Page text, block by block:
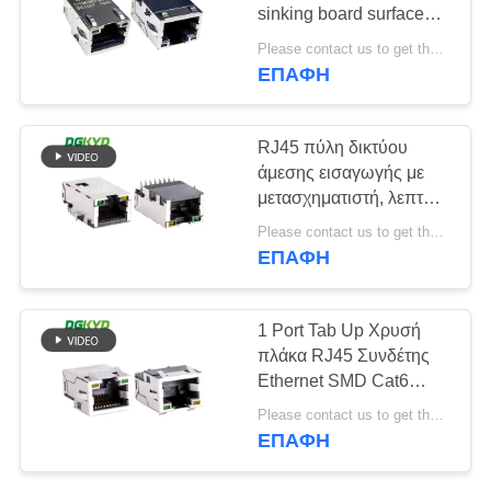
SITEMAP
ΠΟΛΙΤΙΚΉ
ΜΥΣΤΙΚΌΤΗΤΑΣ
cat6 rj45
συνδετήρας
rj11 γρύλος
46
sinking board surface
mount Ethernet port
socket RJ45 female
Please contact us to get the latest price. MOQ:Διαπραγμάτευση
ΕΠΑΦΉ
RJ45 πύλη δικτύου
άμεσης εισαγωγής με
μετασχηματιστή, λεπτή
πλάκα βύθισης
Please contact us to get the latest price. MOQ:1 κομμάτι
ΕΠΑΦΉ
1 Port Tab Up Χρυσή
πλάκα RJ45 Συνδέτης
Ethernet SMD Cat6
Καλώδιο Rj45 Extra Low
Frofile KRJ-
Please contact us to get the latest price. MOQ:1 κομμάτι
ΕΠΑΦΉ